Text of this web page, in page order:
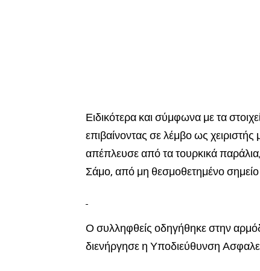
Ειδικότερα και σύμφωνα με τα
επιβαίνοντας σε λέμβο ως
απέπλευσε από τα τουρκικά
Σάμο, από μη θεσμοθετημένο
Ο συλληφθείς οδηγήθηκε στην
διενήργησε η Υποδιεύθυνση